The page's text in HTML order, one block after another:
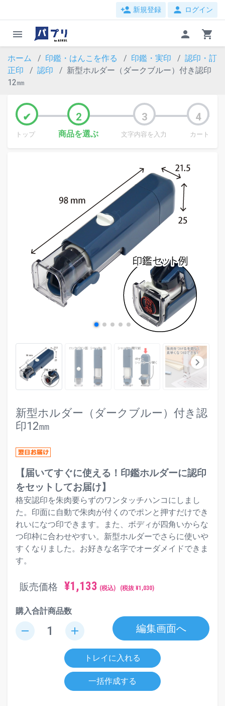
person_add 新規登録 person ログイン
menu person shopping_cart
ホーム 印鑑・はんこを作る 印鑑・実印
認印・訂
正印
認印
新型ホルダー（ダークブルー）付き認印
12㎜
トップ 商品を選ぶ 文字内容を入力 カート
keyboard_arrow_left keyboard_arrow_right
新型ホルダー（ダークブルー）付き認
印12㎜
【届いてすぐに使える！印鑑ホルダーに認印
をセットしてお届け】
格安認印を朱肉要らずのワンタッチハンコにしまし
た。印面に自動で朱肉が付くのでポンと押すだけでき
れいになつ印できます。また、ボディが四角いからな
つ印枠に合わせやすい。新型ホルダーでさらに使いや
すくなりました。お好きな名字でオーダメイドできま
す。
販売価格 ¥1,133 (税込) (税抜 ¥1,030)
購入合計商品数
remove add 編集画面へ
トレイに入れる
一括作成する